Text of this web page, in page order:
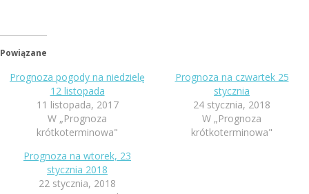
Powiązane
Prognoza pogody na niedzielę
12 listopada
11 listopada, 2017
W „Prognoza
krótkoterminowa"
Prognoza na czwartek 25
stycznia
24 stycznia, 2018
W „Prognoza
krótkoterminowa"
Prognoza na wtorek, 23
stycznia 2018
22 stycznia, 2018